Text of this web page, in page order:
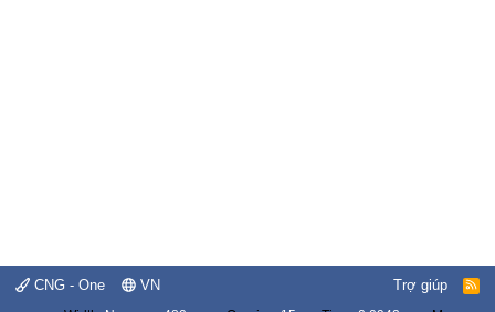
CNG - One VN Trợ giúp
R